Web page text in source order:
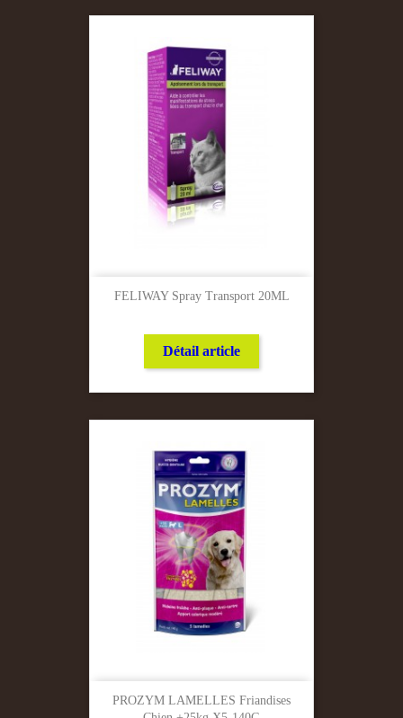
FELIWAY Spray Transport 20ML
Détail article
PROZYM LAMELLES Friandises